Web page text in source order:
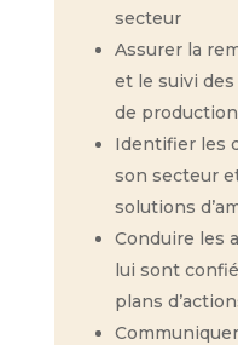
secteur
Assurer la
et le suivi
de production
Identifier les
son secteur
solutions
Conduire les
lui sont
plans